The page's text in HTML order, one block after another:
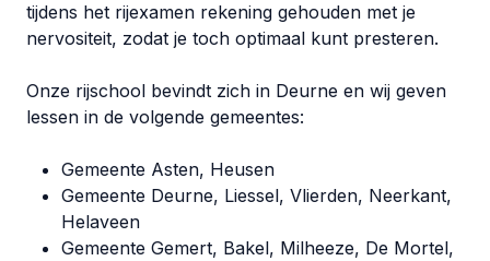
tijdens het rijexamen rekening gehouden met je
nervositeit, zodat je toch optimaal kunt presteren.
Onze rijschool bevindt zich in Deurne en wij geven
lessen in de volgende gemeentes:
Gemeente Asten, Heusen
Gemeente Deurne, Liessel, Vlierden, Neerkant,
Helaveen
Gemeente Gemert, Bakel, Milheeze, De Mortel,